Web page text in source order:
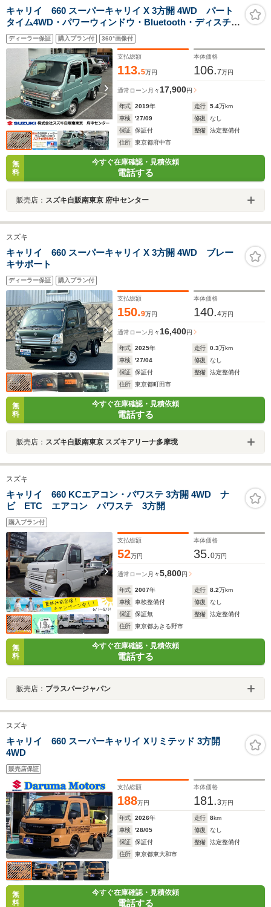
キャリイ 660 スーパーキャリイ X 3方開 4WD パート
タイム4WD・パワーウィンドウ・Bluetooth・ディスチャ
ージヘッドランプ・CD/DVD再生・フロントフォグラン
プ・オーバーヘッドシェルフ
ディーラー保証 購入プラン付 360°画像付
支払総額
113.5万円
本体価格
106.7万円
通常ローン 月々17,900円
年式 2019年 走行 5.4万km
車検
'27/09 修復
なし
保証
保証付 整備
法定整備付
住所
東京都府中市
無
料
今すぐ在庫確認・見積依頼
電話する
販売店： スズキ自販南東京 府中センター
スズキ
キャリイ 660 スーパーキャリイ X 3方開 4WD ブレー
キサポート
ディーラー保証 購入プラン付
支払総額
150.9万円
本体価格
140.4万円
通常ローン 月々 16,400円
年式 2025年 走行 0.3万km
車検
'27/04 修復
なし
保証
保証付 整備
法定整備付
住所
東京都町田市
無
料
今すぐ在庫確認・見積依頼
電話する
販売店： スズキ自販南東京 スズキアリーナ多摩境
スズキ
キャリイ 660 KCエアコン・パワステ 3方開 4WD ナ
ビ ETC エアコン パワステ 3方開
購入プラン付
支払総額
52万円
本体価格
35.0万円
通常ローン 月々5,800円
年式 2007年 走行 8.2万km
車検
車検整備付 修復
なし
保証
保証無 整備
法定整備付
住所
東京都あきる野市
無
料
今すぐ在庫確認・見積依頼
電話する
販売店： プラスパージャパン
スズキ
キャリイ 660 スーパーキャリイ Xリミテッド 3方開
4WD
販売店保証
支払総額
188万円
本体価格
181.3万円
年式 2026年 走行 8km
車検
'28/05 修復
なし
保証
保証付 整備
法定整備付
住所
東京都東大和市
無
料
今すぐ在庫確認・見積依頼
電話する